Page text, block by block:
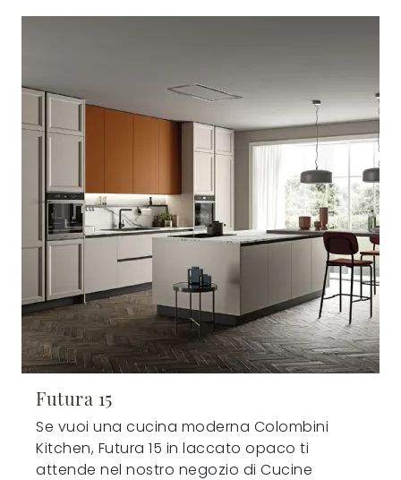
Futura 15
Se vuoi una cucina moderna Colombini
Kitchen, Futura 15 in laccato opaco ti
attende nel nostro negozio di Cucine